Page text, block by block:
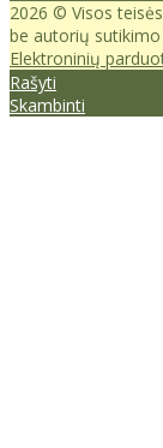
2026 © Visos
be autorių
Elektroninių
Rašyti
Skambinti